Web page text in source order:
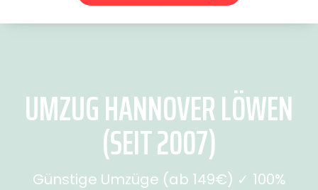
UMZUG HANNOVER LÖWEN
(SEIT 2007)
Günstige Umzüge (ab 149€) ✓ 100%